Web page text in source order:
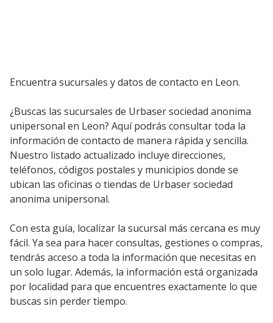
Encuentra sucursales y datos de contacto en Leon.
¿Buscas las sucursales de Urbaser sociedad anonima
unipersonal en Leon? Aquí podrás consultar toda la
información de contacto de manera rápida y sencilla.
Nuestro listado actualizado incluye direcciones,
teléfonos, códigos postales y municipios donde se
ubican las oficinas o tiendas de Urbaser sociedad
anonima unipersonal.
Con esta guía, localizar la sucursal más cercana es muy
fácil. Ya sea para hacer consultas, gestiones o compras,
tendrás acceso a toda la información que necesitas en
un solo lugar. Además, la información está organizada
por localidad para que encuentres exactamente lo que
buscas sin perder tiempo.